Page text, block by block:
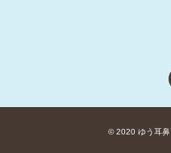
©︎ 2020 ゆう耳鼻